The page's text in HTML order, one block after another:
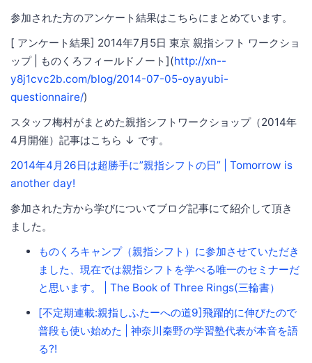
参加された方のアンケート結果はこちらにまとめています。
[ アンケート結果] 2014年7月5日 東京 親指シフト ワークショ
ップ | ものくろフィールドノート](http://xn--
y8j1cvc2b.com/blog/2014-07-05-oyayubi-
questionnaire/)
スタッフ梅村がまとめた親指シフトワークショップ（2014年
4月開催）記事はこちら ↓ です。
2014年4月26日は超勝手に”親指シフトの日” | Tomorrow is
another day!
参加された方から学びについてブログ記事にて紹介して頂き
ました。
ものくろキャンプ（親指シフト）に参加させていただき
ました、現在では親指シフトを学べる唯一のセミナーだ
と思います。 | The Book of Three Rings(三輪書）
[不定期連載:親指しふたーへの道9]飛躍的に伸びたので
普段も使い始めた | 神奈川秦野の学習塾代表が本音を語
る?!